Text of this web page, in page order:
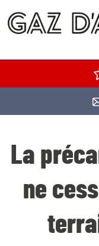
La
ne